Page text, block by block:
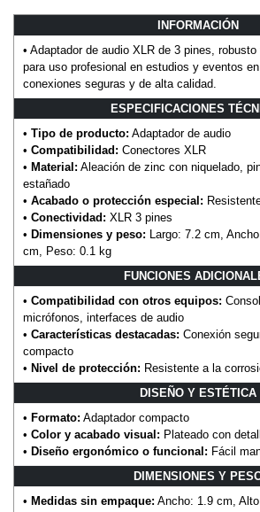
INFORMACIÓN
• Adaptador de audio XLR de 3 pines,
para uso profesional en estudios y eventos
conexiones seguras y de alta calidad.
ESPECIFICACIONES
• Tipo de producto: Adaptador de audio
• Compatibilidad: Conectores XLR
• Material: Aleación de zinc con niquelado,
estañado
• Acabado o protección especial:
• Conectividad: XLR 3 pines
• Dimensiones y peso: Largo: 7.2 cm,
cm, Peso: 0.1 kg
FUNCIONES
• Compatibilidad con otros equipos:
micrófonos, interfaces de audio
• Características destacadas: Conexión
compacto
• Nivel de protección: Resistente a la
DISEÑO Y ESTÉTICA
• Formato: Adaptador compacto
• Color y acabado visual: Plateado con
• Diseño ergonómico o funcional: Fácil
DIMENSIONES Y
• Medidas sin empaque: Ancho: 1.9 cm,